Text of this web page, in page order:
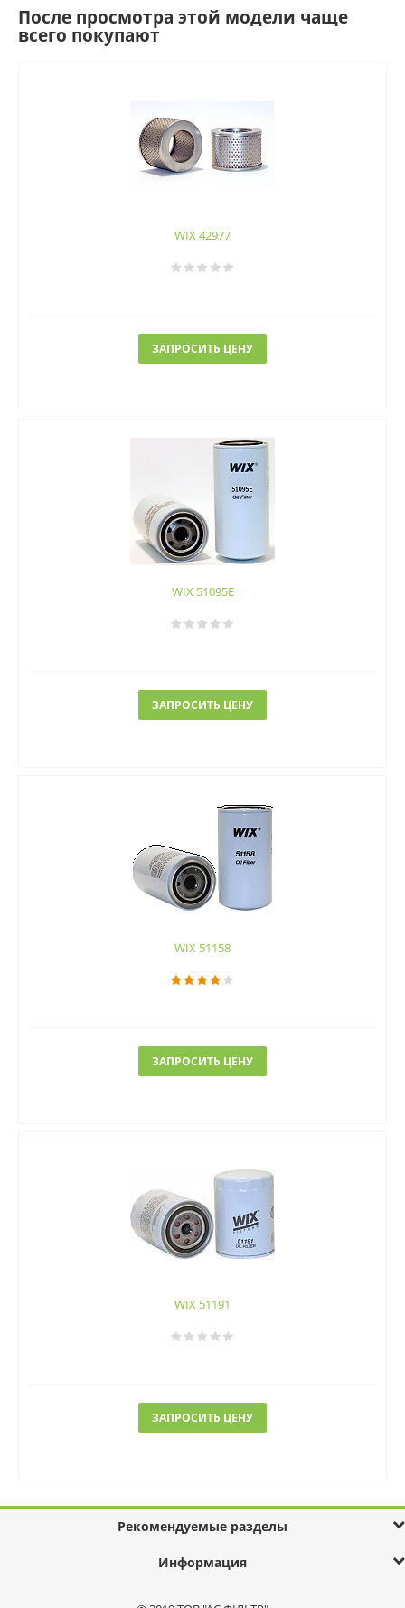
После просмотра этой модели чаще
всего покупают
WIX 42977
ЗАПРОСИТЬ ЦЕНУ
WIX 51095E
ЗАПРОСИТЬ ЦЕНУ
WIX 51158
ЗАПРОСИТЬ ЦЕНУ
WIX 51191
ЗАПРОСИТЬ ЦЕНУ
Рекомендуемые разделы
Информация